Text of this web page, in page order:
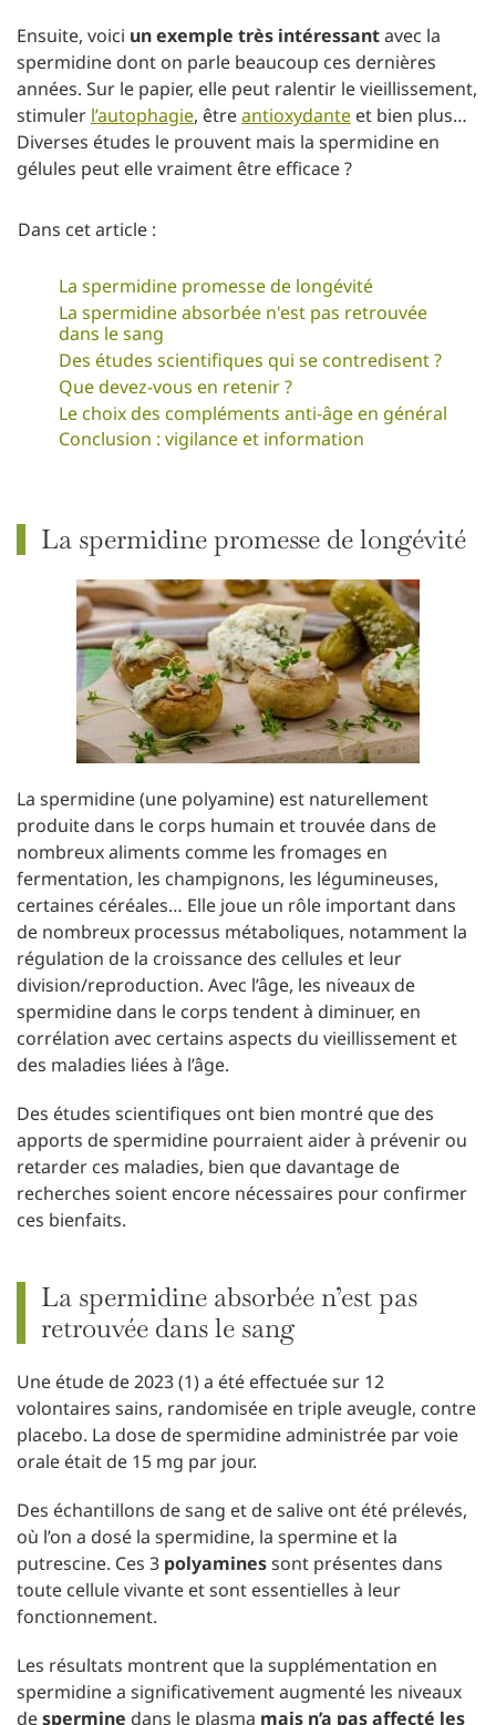
Ensuite, voici un exemple très intéressantavec la
spermidine dont on parle beaucoup ces dernières
années. Sur le papier, elle peut ralentir le vieillissement,
stimuler l’autophagie, êtreantioxydanteet bien plus…
Diverses études le prouvent mais la spermidine en
gélules peut elle vraiment être efficace ?
Dans cet article :
La spermidine promesse de longévité
La spermidine absorbée n'est pas retrouvée
dans le sang
Des études scientifiques qui se contredisent ?
Que devez-vous en retenir ?
Le choix des compléments anti-âge en général
Conclusion : vigilance et information
La spermidine promesse de longévité
La spermidine (une polyamine) est naturellement
produite dans le corps humain et trouvée dans de
nombreux aliments comme les fromages en
fermentation, les champignons, les légumineuses,
certaines céréales… Elle joue un rôle important dans
de nombreux processus métaboliques, notamment la
régulation de la croissance des cellules et leur
division/reproduction. Avec l’âge, les niveaux de
spermidine dans le corps tendent à diminuer, en
corrélation avec certains aspects du vieillissement et
des maladies liées à l’âge.
Des études scientifiques ont bien montré que des
apports de spermidine pourraient aider à prévenir ou
retarder ces maladies, bien que davantage de
recherches soient encore nécessaires pour confirmer
ces bienfaits.
La spermidine absorbée n’est pas
retrouvée dans le sang
Une étude de 2023 (1) a été effectuée sur 12
volontaires sains, randomisée en triple aveugle, contre
placebo. La dose de spermidine administrée par voie
orale était de 15 mg par jour.
Des échantillons de sang et de salive ont été prélevés,
où l’on a dosé la spermidine, la spermine et la
putrescine. Ces 3 polyaminessont présentes dans
toute cellule vivante et sont essentielles à leur
fonctionnement.
Les résultats montrent que la supplémentation en
spermidine a significativement augmenté les niveaux
despermine dans le plasma mais n’a pas affecté les